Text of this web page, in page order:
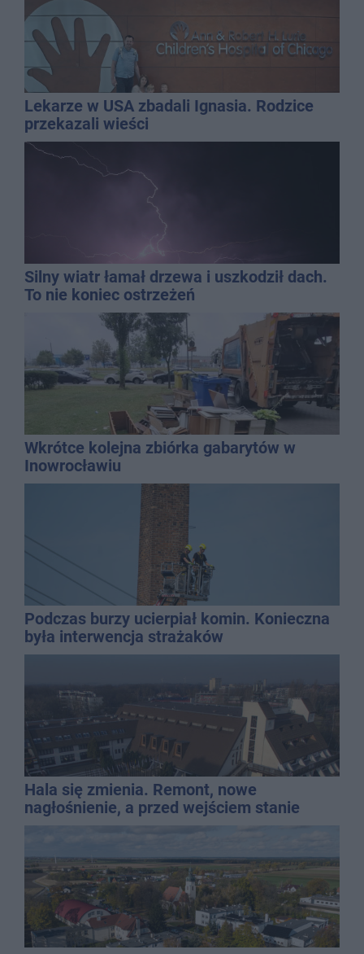
Lekarze w USA zbadali Ignasia. Rodzice
przekazali wieści
Silny wiatr łamał drzewa i uszkodził dach.
To nie koniec ostrzeżeń
Wkrótce kolejna zbiórka gabarytów w
Inowrocławiu
Podczas burzy ucierpiał komin. Konieczna
była interwencja strażaków
Hala się zmienia. Remont, nowe
nagłośnienie, a przed wejściem stanie
QEMETICA ARENA